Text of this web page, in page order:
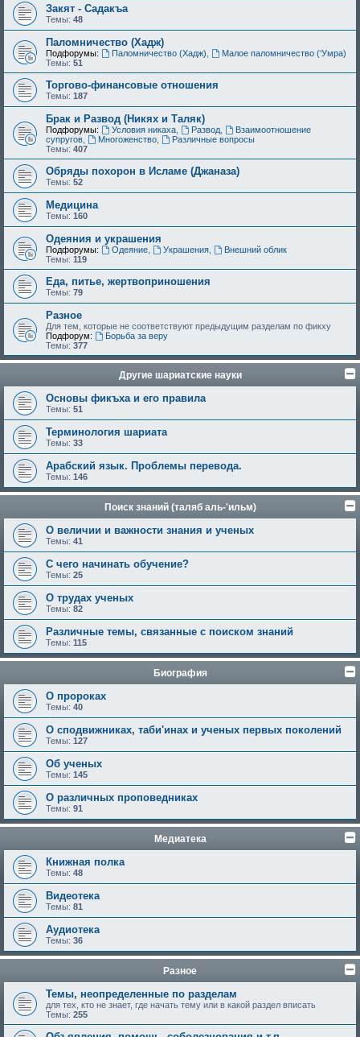
Закят - Cадакъа
Темы: 48
Паломничество (Хадж)
Подфорумы: Паломничество (Хадж)
Малое паломничество (‘Умра)
Темы: 51
Торгово-финансовые отношения
Темы: 187
Брак и Развод (Никях и Таляк)
Подфорумы: Условия никаха, Развод,
Взаимоотношение
супругов
Многоженство,
Различные вопросы
Темы: 407
Обряды похорон в Исламе (Джаназа)
Темы: 52
Медицина
Темы: 160
Одеяния и украшения
Подфорумы: Одеяние, Украшения,
Внешний облик
Темы: 119
Еда, питье, жертвоприношения
Темы: 79
Разное
Для тем, которые не соответствуют предыдущим разделам по фикху
Подфорум:
Борьба за веру
Темы: 377
Другие шариатские науки
Основы фикъха и его правила
Темы: 51
Терминология шариата
Темы: 33
Арабский язык. Проблемы перевода.
Темы: 146
Поиск знаний (таляб аль-'ильм)
О величии и важности знания и ученых
Темы: 41
С чего начинать обучение?
Темы: 25
О трудах ученых
Темы: 82
Различные темы, связанные с поиском знаний
Темы: 115
Биография
О пророках
Темы: 40
О сподвижниках, таби'инах и ученых первых поколений
Темы: 127
Об ученых
Темы: 145
О различных проповедниках
Темы: 91
Медиатека
Книжная полка
Темы: 48
Видеотека
Темы: 81
Аудиотека
Темы: 36
Разное
Темы, неопределенные по разделам
для тех, кто не знает, где начать тему или в какой раздел вписать
Темы: 255